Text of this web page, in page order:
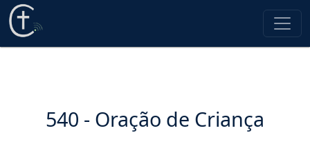
540 - Oração de Criança